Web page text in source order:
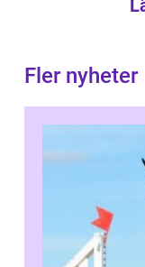
Fler nyheter